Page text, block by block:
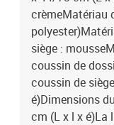
crèmeMatériau
siège :
coussin de
coussin de
é)Dimensions
cm (L x l x é)La